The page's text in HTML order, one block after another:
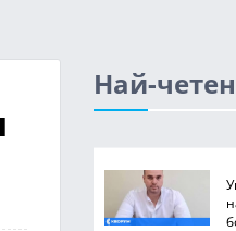
Най-